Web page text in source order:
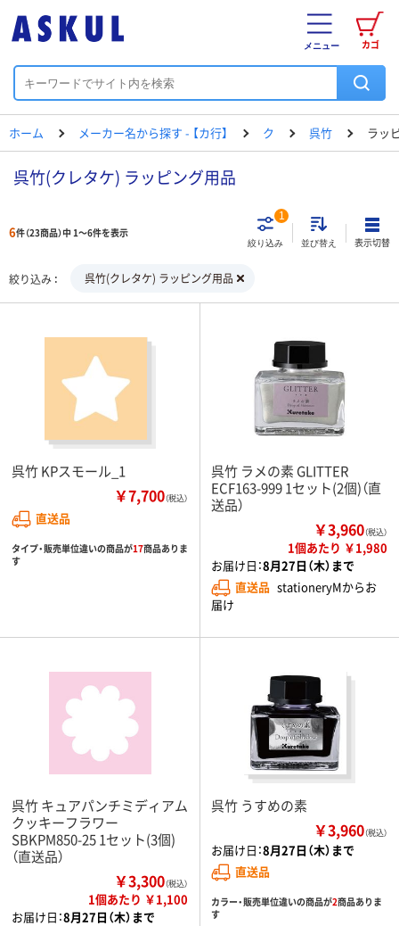
カゴ
メニュー
ホーム メーカー名から探す - 【カ行】 ク 呉竹 ラッ
呉竹(クレタケ) ラッピング用品
6件（23商品）中 1～6件を表示
絞り込み
1
並び替え 表示切替
絞り込み 呉竹(クレタケ) ラッピング用品
呉竹 KPスモール_1
￥7,700（税込）
直送品
タイプ・販売単位違いの商品が17商品ありま
す
呉竹 ラメの素 GLITTER
ECF163-999 1セット(2個)（直
送品）
￥3,960（税込）
1個あたり ￥1,980
お届け日：8月27日（木）まで
直送品 stationeryMからお
届け
呉竹 キュアパンチミディアム
クッキーフラワー
SBKPM850-25 1セット(3個)
（直送品）
￥3,300（税込）
1個あたり ￥1,100
お届け日：8月27日（木）まで
呉竹 うすめの素
￥3,960（税込）
お届け日：8月27日（木）まで
直送品
カラー・販売単位違いの商品が2商品ありま
す